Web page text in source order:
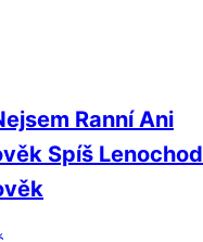
Ranní Ani
Spíš Lenochod